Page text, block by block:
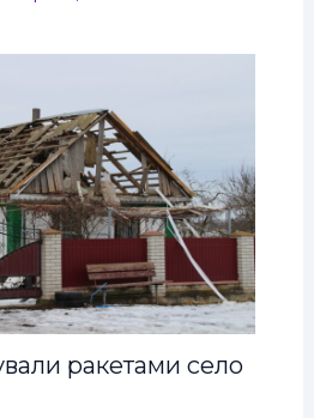
ракетами село